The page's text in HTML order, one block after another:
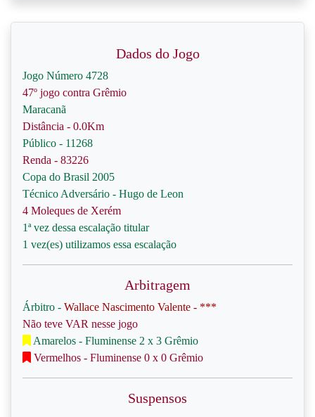
Dados do Jogo
Jogo Número 4728
47º jogo contra Grêmio
Maracanã
Distância - 0.0Km
Público - 11268
Renda - 83226
Copa do Brasil 2005
Técnico Adversário - Hugo de Leon
4 Moleques de Xerém
1ª vez dessa escalação titular
1 vez(es) utilizamos essa escalação
Arbitragem
Árbitro - Wallace Nascimento Valente - ***
Não teve VAR nesse jogo
Amarelos - Fluminense 2 x 3 Grêmio
Vermelhos - Fluminense 0 x 0 Grêmio
Suspensos